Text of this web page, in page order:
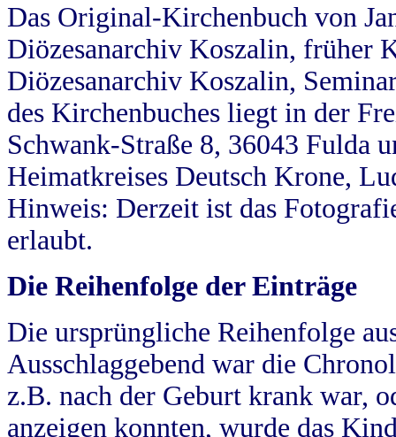
Das Original-Kirchenbuch von
Diözesanarchiv Koszalin, früher
Diözesanarchiv Koszalin,
des Kirchenbuches liegt in der
Schwank-Straße 8, 36043 Fulda
Heimatkreises Deutsch Krone,
Hinweis: Derzeit ist das
erlaubt.
Die Reihenfolge der Einträge
Die ursprüngliche Reihenfolge
Ausschlaggebend war die
z.B. nach der Geburt krank war,
anzeigen konnten, wurde das